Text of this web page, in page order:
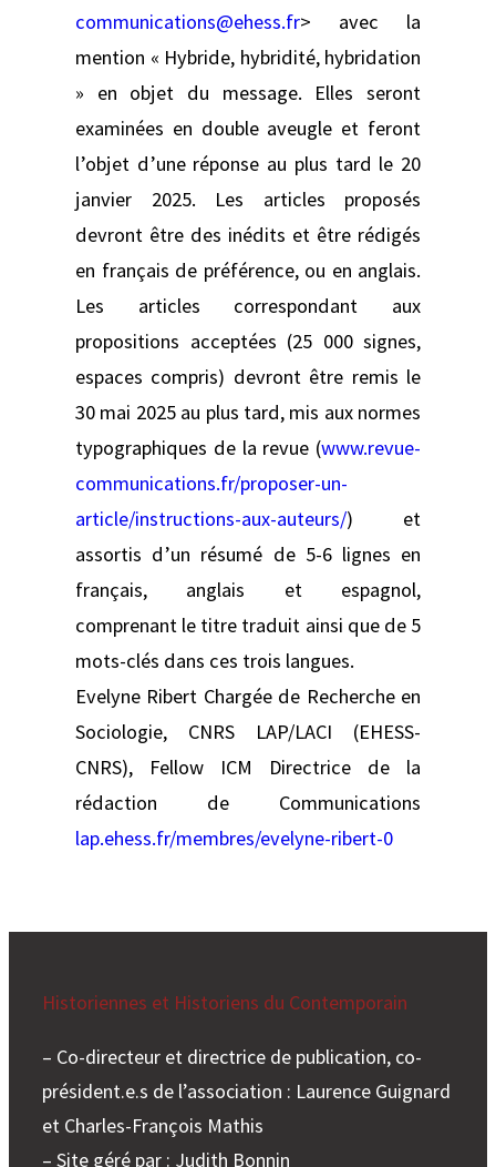
communications@ehess.fr> avec la
mention « Hybride, hybridité, hybridation
» en objet du message. Elles seront
examinées en double aveugle et feront
l’objet d’une réponse au plus tard le 20
janvier 2025. Les articles proposés
devront être des inédits et être rédigés
en français de préférence, ou en anglais.
Les articles correspondant aux
propositions acceptées (25 000 signes,
espaces compris) devront être remis le
30 mai 2025 au plus tard, mis aux normes
typographiques de la revue (www.revue-
communications.fr/proposer-un-
article/instructions-aux-auteurs/) et
assortis d’un résumé de 5-6 lignes en
français, anglais et espagnol,
comprenant le titre traduit ainsi que de 5
mots-clés dans ces trois langues.
Evelyne Ribert Chargée de Recherche en
Sociologie, CNRS LAP/LACI (EHESS-
CNRS), Fellow ICM Directrice de la
rédaction de Communications
lap.ehess.fr/membres/evelyne-ribert-0
Historiennes et Historiens du Contemporain
– Co-directeur et directrice de publication, co-
président.e.s de l’association : Laurence Guignard
et Charles-François Mathis
– Site géré par : Judith Bonnin